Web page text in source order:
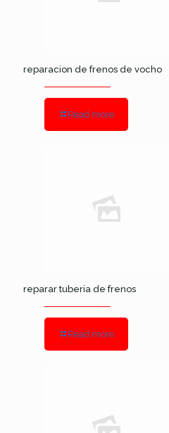
reparacion de frenos de vocho
Read more
reparar tuberia de frenos
Read more